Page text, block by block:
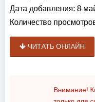
Дата добавления: 8
Количество
ЧИТАТЬ ОНЛАЙН
Внимание!